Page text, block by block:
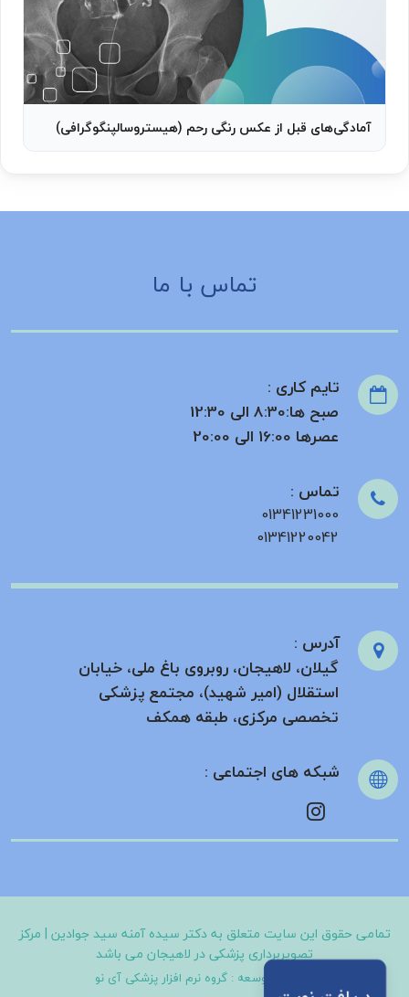
آمادگی‌های قبل از عکس رنگی رحم (هیستروسالپنگوگرافی)
تماس با ما
تایم کاری :
صبح ها:8:30 الی 12:30
عصرها 16:00 الی 20:00
تماس :
01341231000
01341220042
آدرس :
گیلان، لاهیجان، روبروی باغ ملی، خیابان
استقلال (امیر شهید)، مجتمع پزشکی
تخصصی مرکزی، طبقه همکف
شبکه های اجتماعی :
تمامی حقوق این سایت متعلق بهدکتر سیده آمنه سید جوادین | مرکز
تصویربرداری پزشکی در لاهیجان می باشد
طراحی و توسعه : گروه نرم افزار پزشکی آی نو